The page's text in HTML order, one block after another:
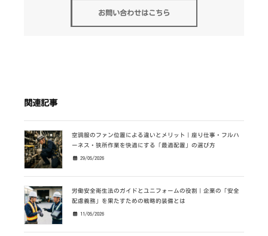
お問い合わせはこちら
関連記事
空調服のファン位置による違いとメリット｜座り仕事・フルハ
ーネス・狭所作業を快適にする「最適配置」の選び方
29/05/2026
労働安全衛生法のガイドとユニフォームの役割｜企業の「安全
配慮義務」を果たすための戦略的装備とは
11/05/2026